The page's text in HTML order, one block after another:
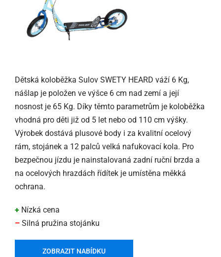
Dětská koloběžka Sulov SWETY HEARD váží 6 Kg,
nášlap je položen ve výšce 6 cm nad zemí a její
nosnost je 65 Kg. Díky těmto parametrům je koloběžka
vhodná pro děti již od 5 let nebo od 110 cm výšky.
Výrobek dostává plusové body i za kvalitní ocelový
rám, stojánek a 12 palců velká nafukovací kola. Pro
bezpečnou jízdu je nainstalovaná zadní ruční brzda a
na ocelových hrazdách řídítek je umístěna měkká
ochrana.
+ Nízká cena
– Silná pružina stojánku
ZOBRAZIT NABÍDKU